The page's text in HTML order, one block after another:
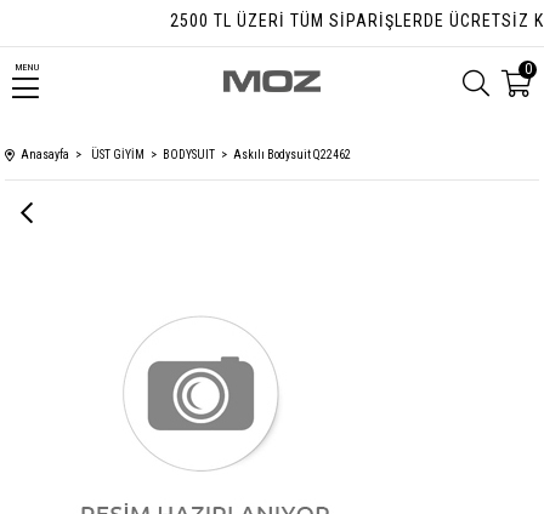
2500 TL ÜZERI TÜM SIPARIŞLERDE ÜCRETSIZ
MENU 0
Anasayfa ÜST GİYİM BODYSUIT Askılı Bodysuit Q22462